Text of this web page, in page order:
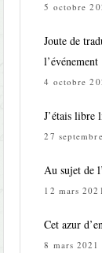
5 octobre
Joute de
l’événement
4 octobre
J’étais libre
27
Au sujet de
12 mars 2021
Cet azur
8 mars 2021